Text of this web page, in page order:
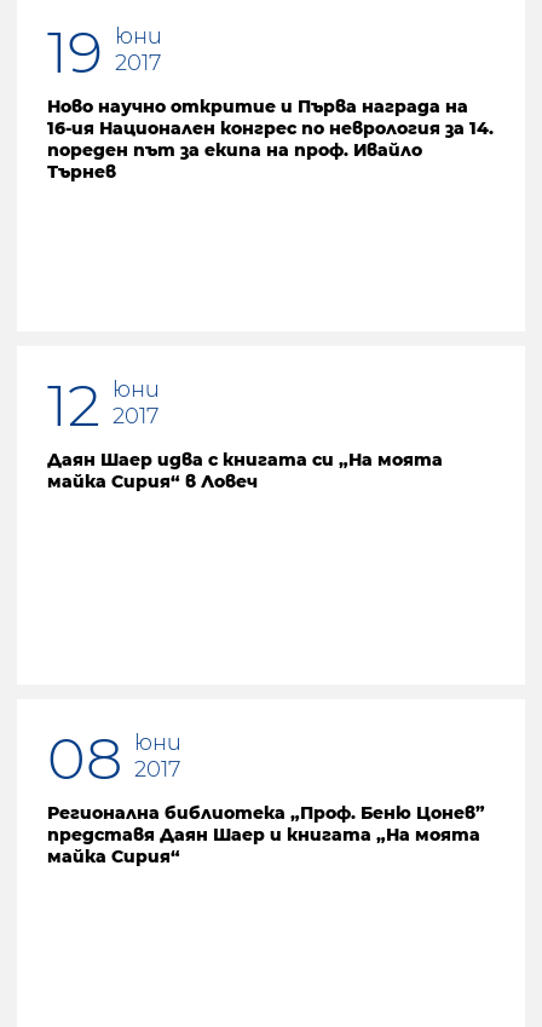
19
юни
2017
Ново научно откритие и Първа награда на
16-ия Национален конгрес по неврология за 14.
пореден път за екипа на проф. Ивайло
Търнев
12
юни
2017
Даян Шаер идва с книгата си „На моята
майка Сирия“ в Ловеч
08
юни
2017
Регионална библиотека „Проф. Беню Цонев”
представя Даян Шаер и книгата „На моята
майка Сирия“